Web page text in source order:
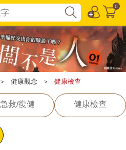
0
＞ 健康觀念 ＞ 健康檢查
急救/復健 健康檢查